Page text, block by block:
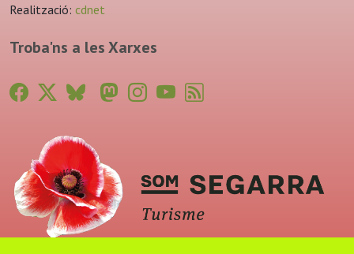
Realització: cdnet
Troba'ns a les Xarxes